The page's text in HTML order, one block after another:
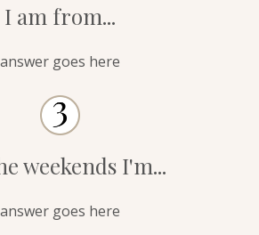
I am from...
answer goes here
weekends I'm...
answer goes here